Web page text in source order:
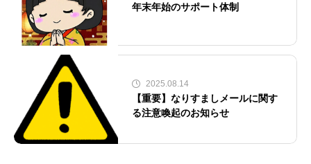
年末年始のサポート体制
2025.08.14
【重要】なりすましメールに関す
る注意喚起のお知らせ